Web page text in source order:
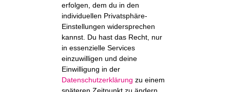
erfolgen, dem du in den
individuellen Privatsphäre-
Einstellungen widersprechen
kannst. Du hast das Recht, nur
in essenzielle Services
einzuwilligen und deine
Einwilligung in der
Datenschutzerklärung zu einem